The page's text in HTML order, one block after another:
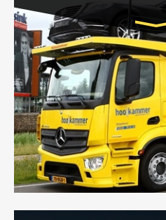
Цена за км.
- Перевозка автовозом от
быстрый и безопасный
легковых автомобилей за
город.
- Наша транспортная
машин автовозом,
учетом всех особенности